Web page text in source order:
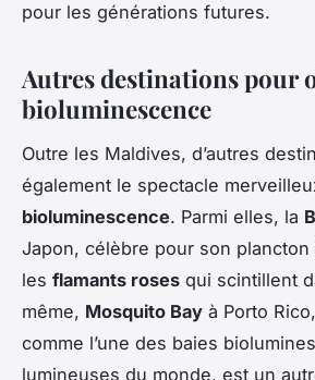
pour les générations futures.
Autres destinations pour
bioluminescence
Outre les Maldives, d’autres
également le spectacle
bioluminescence. Parmi elles, la
Japon, célèbre pour son
les flamants roses qui scintillent
même, Mosquito Bay à Porto
comme l’une des baies
lumineuses du monde, est un